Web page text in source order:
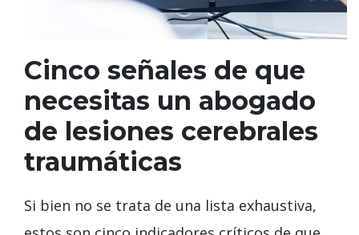
Cinco señales de que
necesitas un abogado
de lesiones cerebrales
traumáticas
Si bien no se trata de una lista exhaustiva,